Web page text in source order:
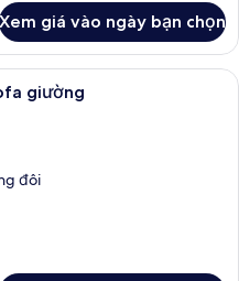
Xem giá vào ngày bạn chọn
TV LCD 55-inch có truyền hình vệ tinh
giường
đôi